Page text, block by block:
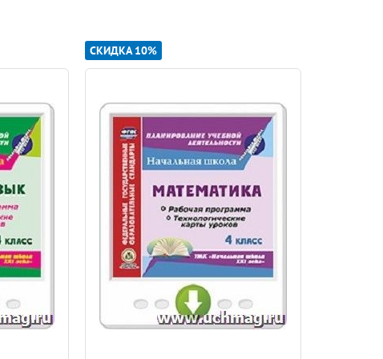
и соперничества, победы и
заботясь друг о друге, их игры тише, больше
типичного мужчины (маскулинные качества
других, разговорчива, интересуется
Типичный мужчина агрессивный,
навыками, знает, как осваивать мир,
развития, проявляя те или иные черты в
различия людей, реализуясь в гендерных
жизни, в том числе в сфере отношений между
поведения. Демократизация отношений
в проявлении индивидуальности каждого.
, политики, образования.
на раз
СКИДКА 10%